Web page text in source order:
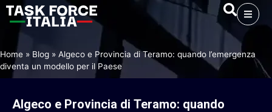
Home » Blog » Algeco e Provincia di Teramo: quando l’emergenza
diventa un modello per il Paese
Algeco e Provincia di Teramo: quando